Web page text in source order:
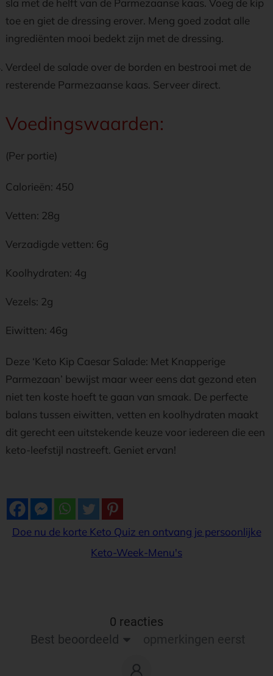
sla met de helft van de Parmezaanse kaas. Voeg de kip
toe en giet de dressing erover. Meng goed zodat alle
ingrediënten mooi bedekt zijn met de dressing.
Verdeel de salade over de borden en bestrooi met de
resterende Parmezaanse kaas. Serveer direct.
Voedingswaarden:
(Per portie)
Calorieën: 450
Vetten: 28g
Verzadigde vetten: 6g
Koolhydraten: 4g
Vezels: 2g
Eiwitten: 46g
Deze ‘Keto Kip Caesar Salade: Met Knapperige
Parmezaan’ bewijst maar weer eens dat gezond eten
niet ten koste hoeft te gaan van smaak. De perfecte
balans tussen eiwitten, vetten en koolhydraten maakt
dit gerecht een uitstekende keuze voor iedereen die een
keto-leefstijl nastreeft. Geniet ervan!
Doe nu de korte Keto Quiz en ontvang je persoonlijke
Keto-Week-Menu's
0 reacties
Best beoordeeld
opmerkingen eerst